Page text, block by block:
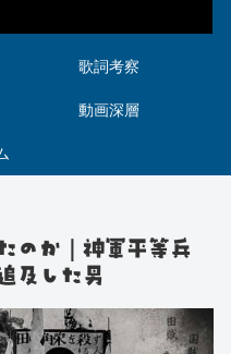
歌詞考察
動画深層
のか｜神軍平等兵
及した男